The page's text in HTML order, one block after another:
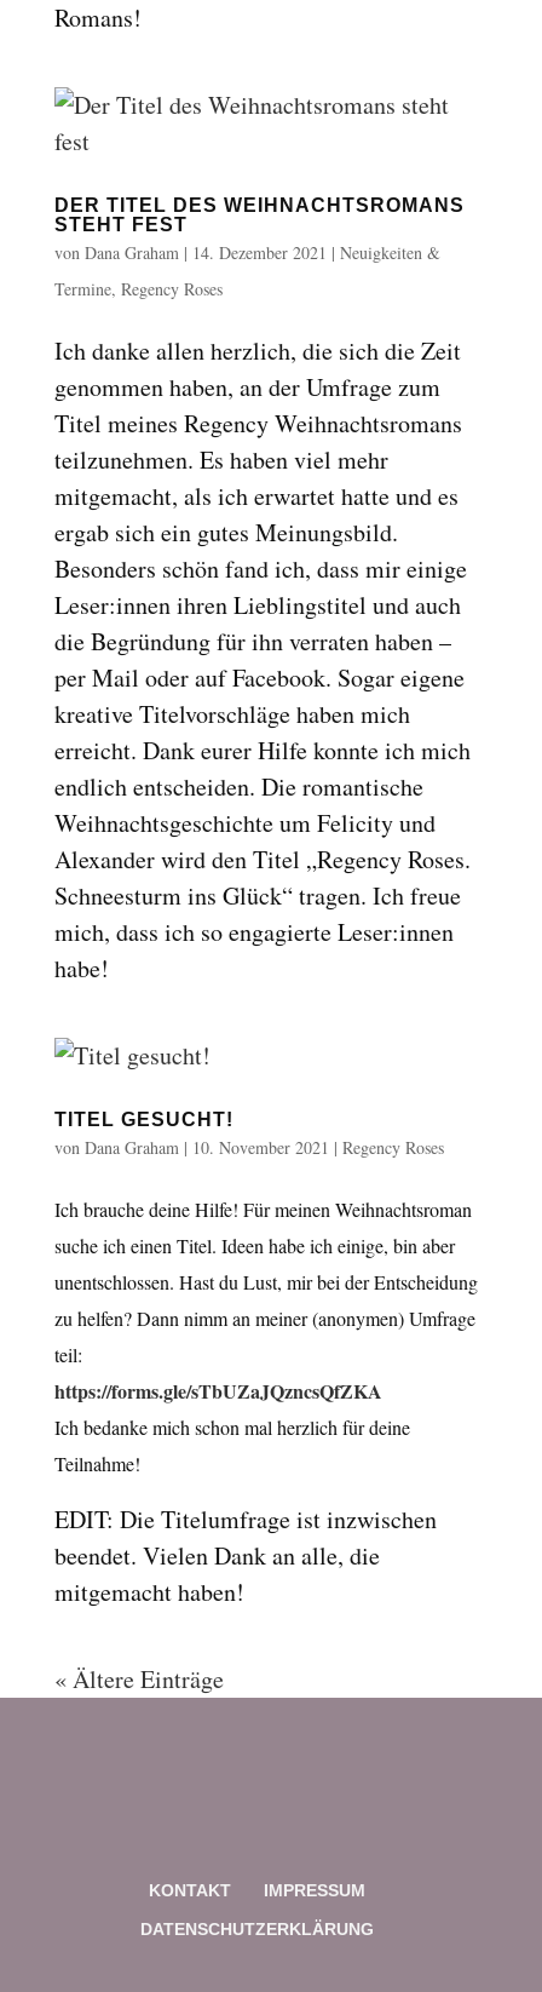
Romans!
DER TITEL DES WEIHNACHTSROMANS
STEHT FEST
von Dana Graham| 14. Dezember 2021 | Neuigkeiten &
Termine, Regency Roses
Ich danke allen herzlich, die sich die Zeit
genommen haben, an der Umfrage zum
Titel meines Regency Weihnachtsromans
teilzunehmen. Es haben viel mehr
mitgemacht, als ich erwartet hatte und es
ergab sich ein gutes Meinungsbild.
Besonders schön fand ich, dass mir einige
Leser:innen ihren Lieblingstitel und auch
die Begründung für ihn verraten haben –
per Mail oder auf Facebook. Sogar eigene
kreative Titelvorschläge haben mich
erreicht. Dank eurer Hilfe konnte ich mich
endlich entscheiden. Die romantische
Weihnachtsgeschichte um Felicity und
Alexander wird den Titel „Regency Roses.
Schneesturm ins Glück“ tragen. Ich freue
mich, dass ich so engagierte Leser:innen
habe!
TITEL GESUCHT!
von Dana Graham| 10. November 2021 | Regency Roses
Ich brauche deine Hilfe! Für meinen Weihnachtsroman
suche ich einen Titel. Ideen habe ich einige, bin aber
unentschlossen. Hast du Lust, mir bei der Entscheidung
zu helfen? Dann nimm an meiner (anonymen) Umfrage
teil:
https://forms.gle/sTbUZaJQzncsQfZKA
Ich bedanke mich schon mal herzlich für deine
Teilnahme!
EDIT: Die Titelumfrage ist inzwischen
beendet. Vielen Dank an alle, die
mitgemacht haben!
« Ältere Einträge
KONTAKT
IMPRESSUM
DATENSCHUTZERKLÄRUNG